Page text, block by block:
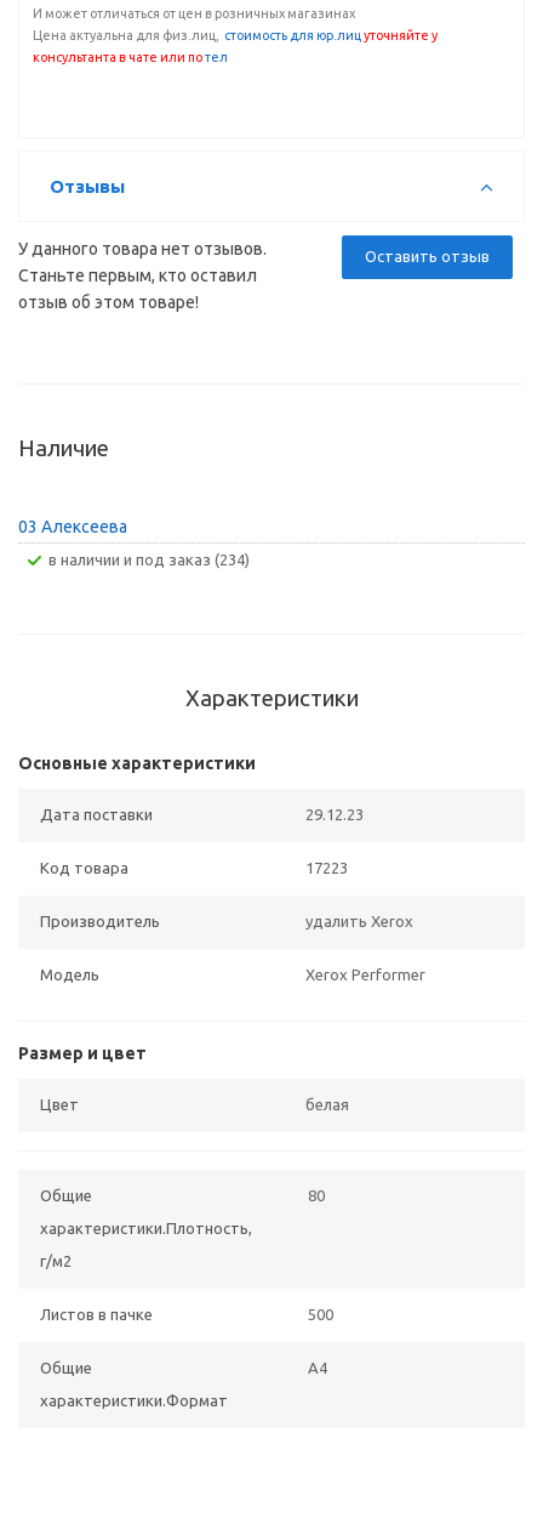
И может отличаться от цен в розничных магазинах
Цена актуальна для физ.лиц,
стоимость для юр.лиц уточняйте у
консультанта в чате или потел
Отзывы
Оставить отзыв
У данного товара нет отзывов.
Станьте первым, кто оставил
отзыв об этом товаре!
Наличие
03 Алексеева
В наличии и под заказ (234)
Характеристики
Основные характеристики
Дата поставки 29.12.23
Код товара 17223
Производитель удалить Xerox
Модель Xerox Performer
Размер и цвет
Цвет белая
Общие
характеристики.Плотность,
г/м2
80
Листов в пачке 500
Общие
характеристики.Формат
A4